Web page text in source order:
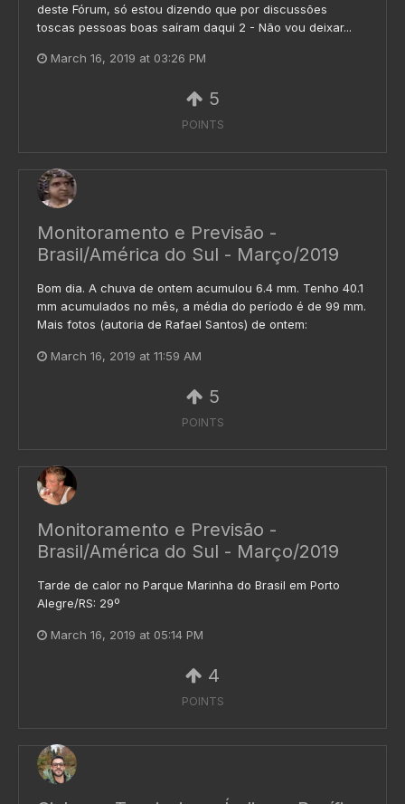
deste Fórum, só estou dizendo que por discussões
toscas pessoas boas saíram daqui 2 - Não vou deixar...
March 16, 2019 at 03:26 PM
5
POINTS
Monitoramento e Previsão -
Brasil/América do Sul - Março/2019
Bom dia. A chuva de ontem acumulou 6.4 mm. Tenho 40.1
mm acumulados no mês, a média do período é de 99 mm.
Mais fotos (autoria de Rafael Santos) de ontem:
March 16, 2019 at 11:59 AM
5
POINTS
Monitoramento e Previsão -
Brasil/América do Sul - Março/2019
Tarde de calor no Parque Marinha do Brasil em Porto
Alegre/RS: 29º
March 16, 2019 at 05:14 PM
4
POINTS